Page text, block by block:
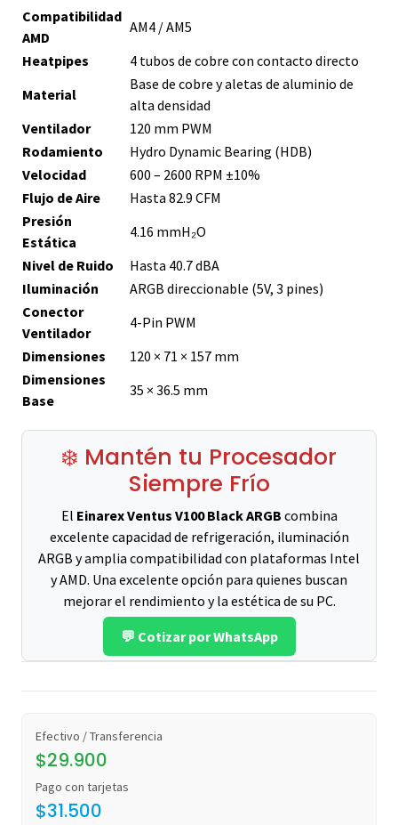
Compatibilidad
AMD
AM4 / AM5
Heatpipes
4 tubos de cobre con contacto directo
Material
Base de cobre y aletas de aluminio de
alta densidad
Ventilador
120 mm PWM
Rodamiento
Hydro Dynamic Bearing (HDB)
Velocidad
600 – 2600 RPM ±10%
Flujo de Aire
Hasta 82.9 CFM
Presión
Estática
4.16 mmH₂O
Nivel de Ruido
Hasta 40.7 dBA
Iluminación
ARGB direccionable (5V, 3 pines)
Conector
Ventilador
4-Pin PWM
Dimensiones
120 × 71 × 157 mm
Dimensiones
Base
35 × 36.5 mm
❄️ Mantén tu Procesador
Siempre Frío
El Einarex Ventus V100 Black ARGB combina
excelente capacidad de refrigeración, iluminación
ARGB y amplia compatibilidad con plataformas Intel
y AMD. Una excelente opción para quienes buscan
mejorar el rendimiento y la estética de su PC.
💬 Cotizar por WhatsApp
Efectivo / Transferencia
$29.900
Pago con tarjetas
$31.500